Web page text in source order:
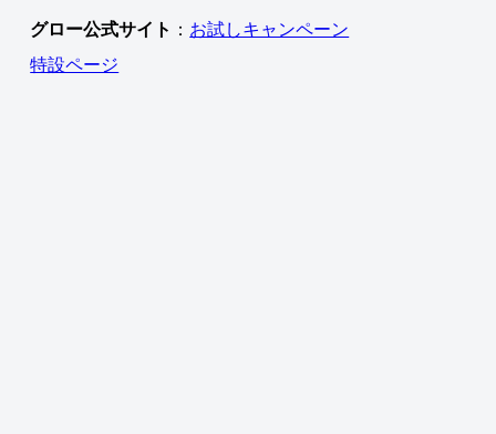
グロー公式サイト ： お試しキャンペーン
特設ページ